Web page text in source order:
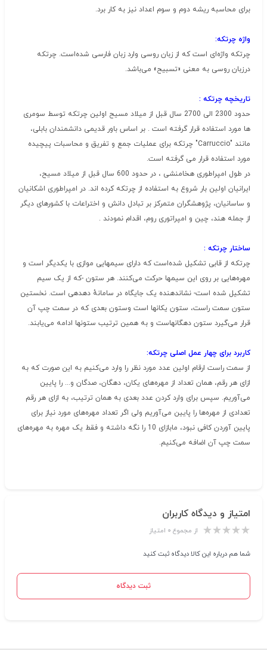
برای محاسبه ریشه دوم و سوم اعداد نیز به کار برد.
واژه چرتکه:
چرتکه واژه‌ای است که از زبان روسی وارد زبان فارسی شده‌است. چرتکه
درزبان روسی به معنی «تسبیح» می‌باشد.
تاریخچه چرتکه :
حدود 2300 الی 2700 سال قبل از میلاد مسیح اولین چرتکه توسط سومری
ها مورد استفاده قرار گرفته است . بر اساس باور قدیمی دانشمندان بابلی،
مانند "Carruccio" چرتکه برای عملیات جمع و تفریق و محاسبات پیچیده
مورد استفاده قرار می گرفته است.
در طول امپراطوری هخامنشی ، در حدود 600 سال قبل از میلاد مسیح،
ایرانیان اولین بار شروع به استفاده از چرتکه کرده اند. در امپراطوری اشکانیان
و ساسانیان، پژوهشگران متمرکز بر تبادل دانش و اختراعات با کشورهای دیگر
از جمله هند، چین و امپراتوری روم، اقدام نمودند .
ساختار چرتکه :
چرتکه از قابی تشکیل شده‌است که دارای سیمهایی موازی با یکدیگر است و
مهره‌هایی بر روی این سیمها حرکت می‌کنند. هر ستون -که از یک سیم
تشکیل شده است- نشاندهنده یک جایگاه در سامانهٔ دهدهی است. نخستین
ستون سمت راست، ستون یکانها است وستون بعدی که در سمت چپ آن
قرار می‌گیرد ستون دهگانهاست و به همین ترتیب ستونها ادامه می‌یابند.
کاربرد برای چهار عمل اصلی چرتکه:
از سمت راست ارقام اولین عدد مورد نظر را وارد می‌کنیم به این صورت که به
ازای هر رقم، همان تعداد از مهره‌های یکان، دهگان، صدگان و... را پایین
می‌آوریم. سپس برای وارد کردن عدد بعدی به همان ترتیب، به ازای هر رقم
تعدادی از مهره‌ها را پایین می‌آوریم ولی اگر تعداد مهره‌های مورد نیاز برای
پایین آوردن کافی نبود، مابازای 10 را نگه داشته و فقط یک مهره به مهره‌های
سمت چپ آن اضافه می‌کنیم.
امتیاز و دیدگاه کاربران
از مجموع ۰ امتیاز
شما هم درباره این کالا دیدگاه ثبت کنید
ثبت دیدگاه